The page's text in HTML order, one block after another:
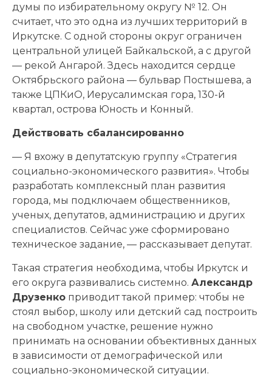
думы по избирательному округу № 12. Он
считает, что это одна из лучших территорий в
Иркутске. С одной стороны округ ограничен
центральной улицей Байкальской, а с другой
— рекой Ангарой. Здесь находится сердце
Октябрьского района — бульвар Постышева, а
также ЦПКиО, Иерусалимская гора, 130-й
квартал, острова Юность и Конный.
Действовать сбалансированно
— Я вхожу в депутатскую группу «Стратегия
социально-экономического развития». Чтобы
разработать комплексный план развития
города, мы подключаем общественников,
ученых, депутатов, администрацию и других
специалистов. Сейчас уже сформировано
техническое задание, — рассказывает депутат.
Такая стратегия необходима, чтобы Иркутск и
его округа развивались системно. Александр
Друзенко приводит такой пример: чтобы не
стоял выбор, школу или детский сад построить
на свободном участке, решение нужно
принимать на основании объективных данных
в зависимости от демографической или
социально-экономической ситуации.